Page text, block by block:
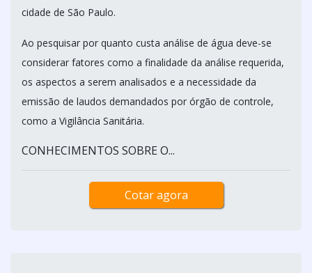
cidade de São Paulo.
Ao pesquisar por quanto custa análise de água deve-se
considerar fatores como a finalidade da análise requerida,
os aspectos a serem analisados e a necessidade da
emissão de laudos demandados por órgão de controle,
como a Vigilância Sanitária.
CONHECIMENTOS SOBRE O...
Cotar agora